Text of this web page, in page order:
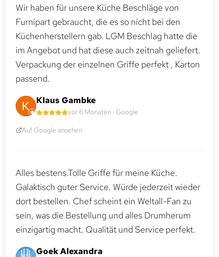
Wir haben für unsere Küche Beschläge von
Furnipart gebraucht, die es so nicht bei den
Küchenherstellern gab. LGM Beschlag hatte die
im Angebot und hat diese auch zeitnah geliefert.
Verpackung der einzelnen Griffe perfekt , Karton
passend.
Klaus Gambke
vor 6 Monaten · Google
Auf Google ansehen
Alles bestens.Tolle Griffe für meine Küche.
Galaktisch guter Service. Würde jederzeit wieder
dort bestellen. Chef scheint ein Weltall-Fan zu
sein, was die Bestellung und alles Drumherum
einzigartig macht. Qualität und Service perfekt.
Goek Alexandra